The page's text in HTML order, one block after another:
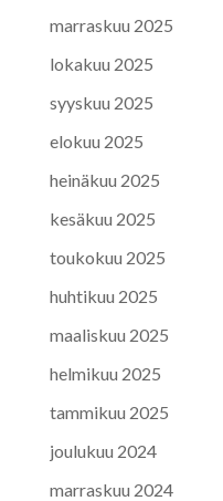
marraskuu 2025
lokakuu 2025
syyskuu 2025
elokuu 2025
heinäkuu 2025
kesäkuu 2025
toukokuu 2025
huhtikuu 2025
maaliskuu 2025
helmikuu 2025
tammikuu 2025
joulukuu 2024
marraskuu 2024